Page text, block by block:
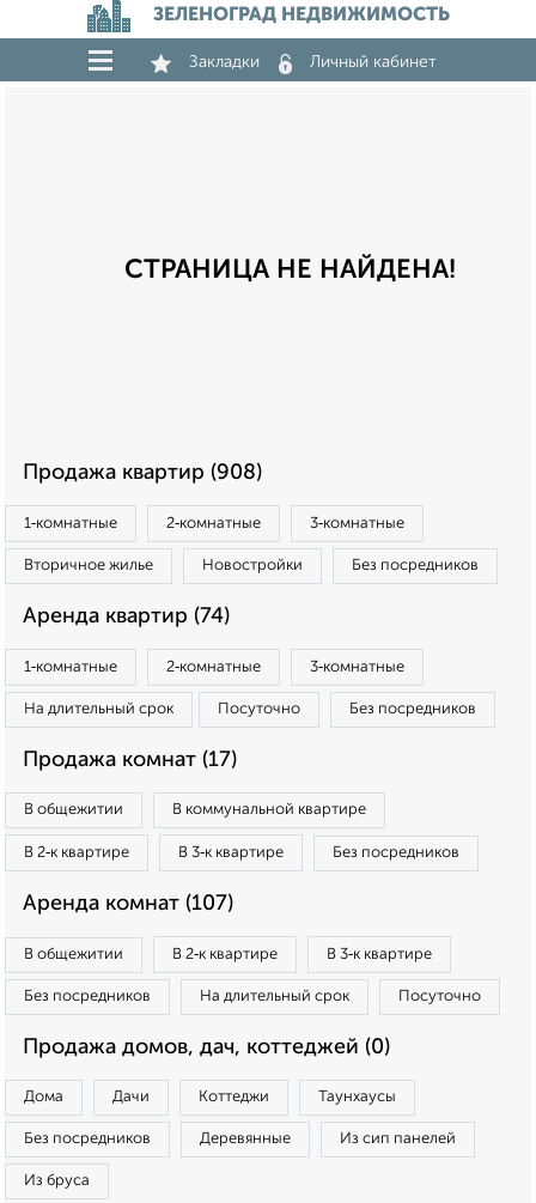
ЗЕЛЕНОГРАД НЕДВИЖИМОСТЬ
Закладки Личный кабинет
СТРАНИЦА НЕ НАЙДЕНА!
Продажа квартир (908)
1‑комнатные 2‑комнатные 3‑комнатные
Вторичное жилье Новостройки Без посредников
Аренда квартир (74)
1‑комнатные 2‑комнатные 3‑комнатные
На длительный срок Посуточно Без посредников
Продажа комнат (17)
В общежитии В коммунальной квартире
В 2‑к квартире В 3‑к квартире Без посредников
Аренда комнат (107)
В общежитии В 2‑к квартире В 3‑к квартире
Без посредников На длительный срок Посуточно
Продажа домов, дач, коттеджей (0)
Дома Дачи Коттеджи Таунхаусы
Без посредников Деревянные Из сип панелей
Из бруса